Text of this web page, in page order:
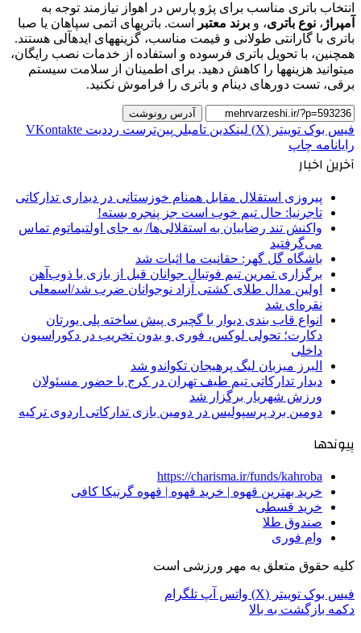
انتخاب باتری مناسب برای پژو پارس در اهواز نیازمند توجه به
آمپراژ ، نوع باتری، و برند معتبر
است. باتریهای اتمی سپاهان یا صبا
باتری با گارانتی طولانی و قیمت مناسب، گزینههای ایدهآلی هستند.
همچنین، با تحویل باتری فرسوده و استفاده از خدمات نصب رایگان،
میتوانید هزینهها را کاهش دهید. برای اطمینان از سلامت سیستم
برقی، تست دورهای دینام و باتری را فراموش نکنید.
آدرس رونوشت
فیس بوک توییتر (X) لینکدین ‫تامبلر ‫پین‌ترست ‫رددیت ‫VKontakte
رایانامه چاپ
آخرین اخبار
پیروزی استقلال مقابل همنام خوزستانی در دیداری تدارکاتی
تاجرنیا: حال تیم خوب است جز پنجره بسته!
واکنش تند رضاییان به استقلالی‌ها/ به جای اولتیماتوم تماس
می‌گرفتید
باشگاه گل گهر: حقانیت ما اثبات شد
برگزاری تمرین تیم فوتبال جوانان قبل از بازی با ذوب‌آهن
اولین مدال طلای کشتی آزاد نوجوانان ضرب شد/اسمعلی
نقره‌ای شد
انواع قاب بندی دیوار با گچبری پیش ساخته پلی یورتان
دکارت؛ تحولی لوکس، فوری و بدون تخریب در دکوراسیون
داخلی
البرز میزبان لیگ پرهیجان تکواندو شد
دیدار تدارکاتی تیم طیف تهران در کرج با حضور مسئولان
ورزش شهریار برگزار شد
دومین برد پرسپولیس در دومین بازی تدارکاتی اردوی ترکیه
پیوندها
https://charisma.ir/funds/kahroba
خرید بهترین قهوه | خرید قهوه | قهوه گرنیکا کافی
خرید قسطی
صندوق طلا
وام فوری
کلیه حقوق متعلق به مهر ورزشی است
فیس بوک توییتر (X) واتس آپ تلگرام
دکمه بازگشت به بالا